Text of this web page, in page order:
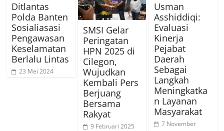
Ditlantas
Polda Banten
Sosialiasasi
Pengawasan
Keselamatan
Berlalu Lintas
23 Mei 2024
SMSI Gelar
Peringatan
HPN 2025 di
Cilegon,
Wujudkan
Kembali Pers
Berjuang
Bersama
Rakyat
9 Februari 2025
Usman
Asshiddiqi:
Evaluasi
Kinerja
Pejabat
Daerah
Sebagai
Langkah
Meningkatka
n Layanan
Masyarakat
7 November